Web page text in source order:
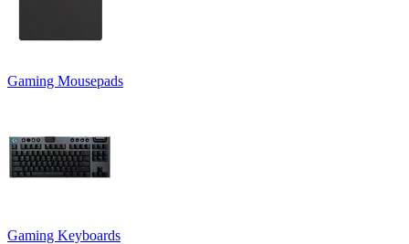
Gaming Mousepads
Gaming Keyboards